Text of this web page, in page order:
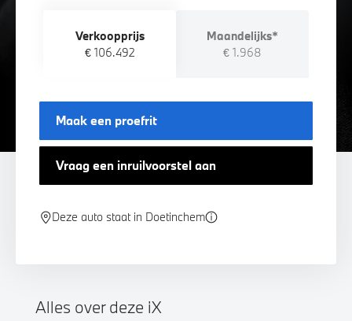
Verkoopprijs
€ 106.492
Maandelijks*
€ 1.968
Maak een proefrit
Vraag een inruilvoorstel aan
Deze auto staat in Doetinchem
Alles over deze iX